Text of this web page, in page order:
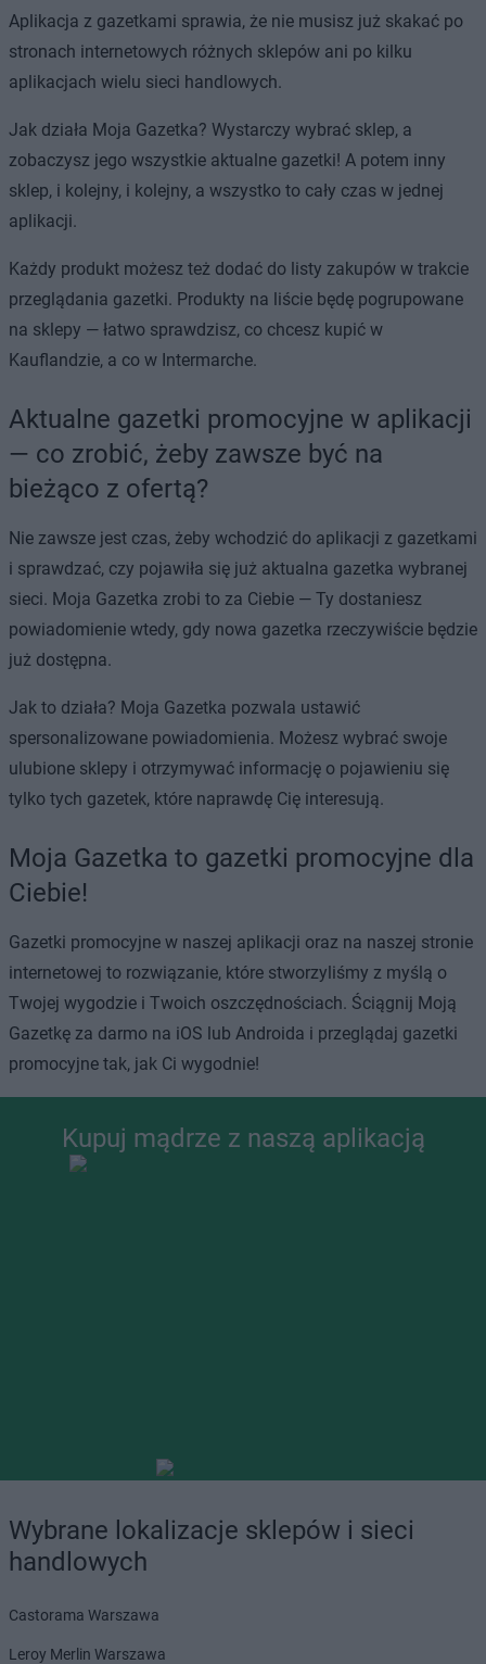
Aplikacja z gazetkami sprawia, że nie musisz już skakać po
stronach internetowych różnych sklepów ani po kilku
aplikacjach wielu sieci handlowych.
Jak działa Moja Gazetka? Wystarczy wybrać sklep, a
zobaczysz jego wszystkie aktualne gazetki! A potem inny
sklep, i kolejny, i kolejny, a wszystko to cały czas w jednej
aplikacji.
Każdy produkt możesz też dodać do listy zakupów w trakcie
przeglądania gazetki. Produkty na liście będę pogrupowane
na sklepy — łatwo sprawdzisz, co chcesz kupić w
Kauflandzie, a co w Intermarche.
Aktualne gazetki promocyjne w aplikacji
— co zrobić, żeby zawsze być na
bieżąco z ofertą?
Nie zawsze jest czas, żeby wchodzić do aplikacji z gazetkami
i sprawdzać, czy pojawiła się już aktualna gazetka wybranej
sieci. Moja Gazetka zrobi to za Ciebie — Ty dostaniesz
powiadomienie wtedy, gdy nowa gazetka rzeczywiście będzie
już dostępna.
Jak to działa? Moja Gazetka pozwala ustawić
spersonalizowane powiadomienia. Możesz wybrać swoje
ulubione sklepy i otrzymywać informację o pojawieniu się
tylko tych gazetek, które naprawdę Cię interesują.
Moja Gazetka to gazetki promocyjne dla
Ciebie!
Gazetki promocyjne w naszej aplikacji oraz na naszej stronie
internetowej to rozwiązanie, które stworzyliśmy z myślą o
Twojej wygodzie i Twoich oszczędnościach. Ściągnij Moją
Gazetkę za darmo na iOS lub Androida i przeglądaj gazetki
promocyjne tak, jak Ci wygodnie!
Kupuj mądrze z naszą aplikacją
Wybrane lokalizacje sklepów i sieci
handlowych
Castorama Warszawa
Leroy Merlin Warszawa